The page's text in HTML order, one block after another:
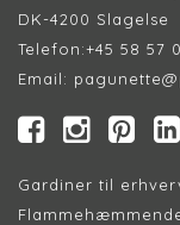
DK-4200 Slagelse
Telefon:+45 58 57
Email:
Gardiner til